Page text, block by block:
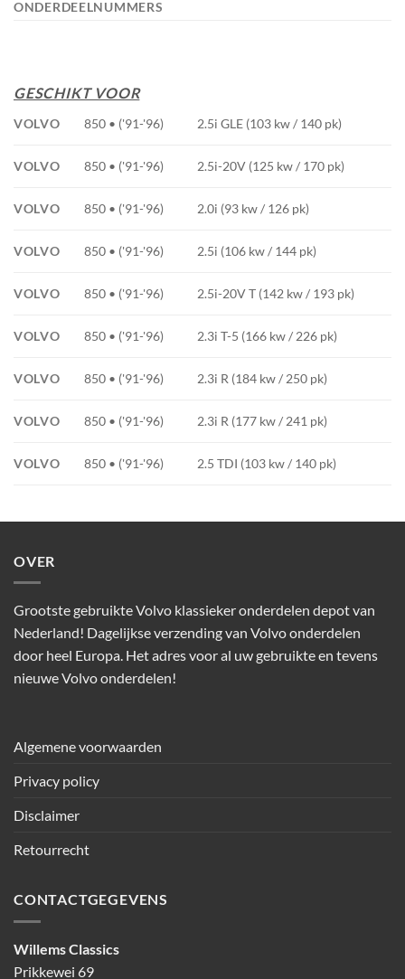
ONDERDEELNUMMERS
GESCHIKT VOOR
VOLVO 850 • ('91-'96) 2.5i GLE (103 kw / 140 pk)
VOLVO 850 • ('91-'96) 2.5i-20V (125 kw / 170 pk)
VOLVO 850 • ('91-'96) 2.0i (93 kw / 126 pk)
VOLVO 850 • ('91-'96) 2.5i (106 kw / 144 pk)
VOLVO 850 • ('91-'96) 2.5i-20V T (142 kw / 193 pk)
VOLVO 850 • ('91-'96) 2.3i T-5 (166 kw / 226 pk)
VOLVO 850 • ('91-'96) 2.3i R (184 kw / 250 pk)
VOLVO 850 • ('91-'96) 2.3i R (177 kw / 241 pk)
VOLVO 850 • ('91-'96) 2.5 TDI (103 kw / 140 pk)
OVER
Grootste gebruikte Volvo klassieker onderdelen depot van
Nederland! Dagelijkse verzending van Volvo onderdelen
door heel Europa. Het adres voor al uw gebruikte en tevens
nieuwe Volvo onderdelen!
Algemene voorwaarden
Privacy policy
Disclaimer
Retourrecht
CONTACTGEGEVENS
Willems Classics
Prikkewei 69